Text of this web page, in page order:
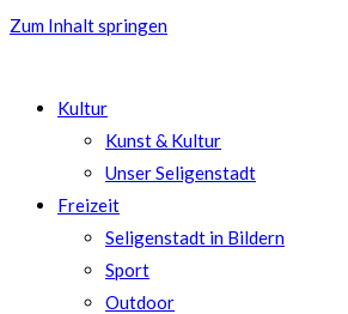
Zum Inhalt springen
Kultur
Kunst & Kultur
Unser Seligenstadt
Freizeit
Seligenstadt in Bildern
Sport
Outdoor